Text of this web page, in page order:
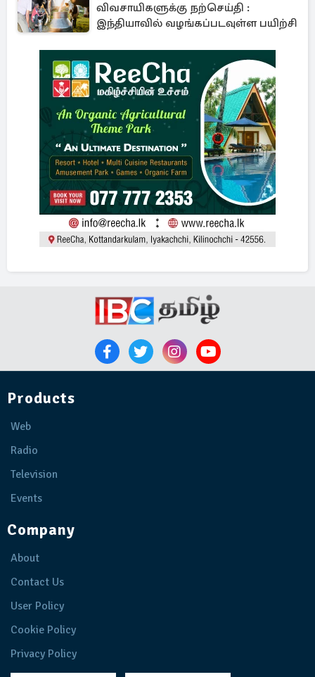
விவசாயிகளுக்கு நற்செய்தி :
இந்தியாவில் வழங்கப்படவுள்ள பயிற்சி
Products
Web
Radio
Television
Events
Company
About
Contact Us
User Policy
Cookie Policy
Privacy Policy